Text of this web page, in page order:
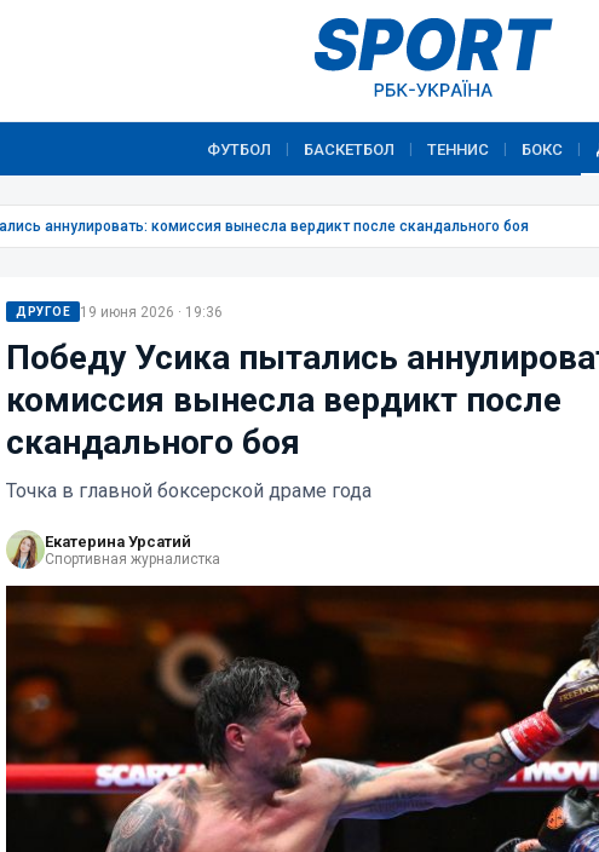
ФУТБОЛ БАСКЕТБОЛ ТЕННИС БОКС
аннулировать: комиссия вынесла вердикт после скандального боя
ДРУГОЕ 19 июня 2026 · 19:36
Победу Усика пытались
комиссия вынесла вердикт после
скандального боя
Точка в главной боксерской драме года
Екатерина Урсатий
Спортивная журналистка